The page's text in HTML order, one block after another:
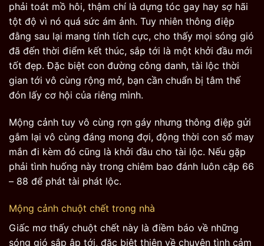
phải toát mồ hôi, thậm chí là dựng tóc gay hay sợ hãi
tột độ vì nó quá sức ám ảnh. Tuy nhiên thông điệp
đằng sau lại mang tính tích cực, cho thấy mọi sóng gió
đã đến thời điểm kết thúc, sắp tới là một khởi đầu mới
tốt đẹp. Đặc biệt con đường công danh, tài lộc thời
gian tới vô cùng rộng mở, bạn cần chuẩn bị tâm thế
đón lấy cơ hội của riêng mình.
Mộng cảnh tuy vô cùng rợn gáy nhưng thông điệp gửi
gắm lại vô cùng đáng mong đợi, động thời con số may
mắn đi kèm đó cũng là khởi đầu cho tài lộc. Nếu gặp
phải tình huống này trong chiêm bao đánh luôn cặp 66
– 88 để phát tài phát lộc.
Mộng cảnh chuột chết trong nhà
Giấc mơ thấy chuột chết này là điềm báo về những
sóng gió sắp ập tới, đặc biệt thiên về chuyện tình cảm